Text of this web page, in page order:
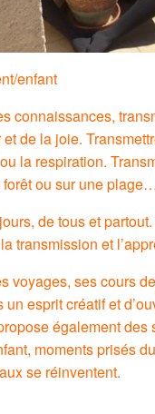
enfant
connaissances,
de la joie.
la respiration.
ou sur une
de tous et
transmission et
voyages, ses cours
esprit créatif et
également des
moments prisés
se réinventent.